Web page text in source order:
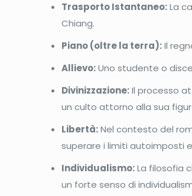
Trasporto Istantaneo:La
Chiang.
Piano (oltre la terra):Il
Allievo:Uno studente o
Divinizzazione:Il processo
un culto attorno alla sua
Libertà:Nel contesto del
superare i limiti autoimposti
Individualismo:La filosofia
un forte senso di